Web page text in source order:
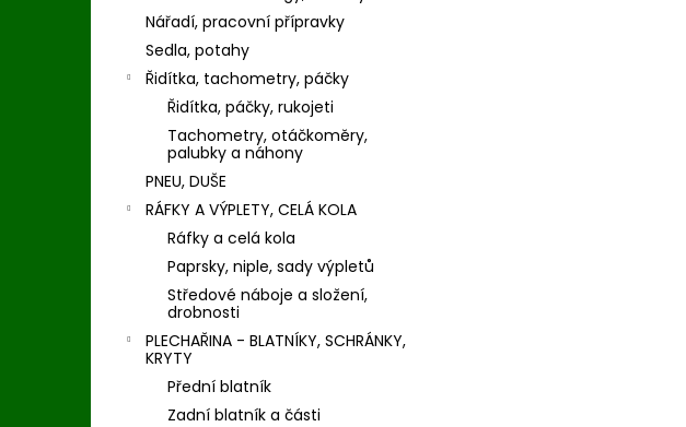
Nářadí, pracovní přípravky
Sedla, potahy
Řidítka, tachometry, páčky
Řidítka, páčky, rukojeti
Tachometry, otáčkoměry,
palubky a náhony
PNEU, DUŠE
RÁFKY A VÝPLETY, CELÁ KOLA
Ráfky a celá kola
Paprsky, niple, sady výpletů
Středové náboje a složení,
drobnosti
PLECHAŘINA - BLATNÍKY, SCHRÁNKY,
KRYTY
Přední blatník
Zadní blatník a části